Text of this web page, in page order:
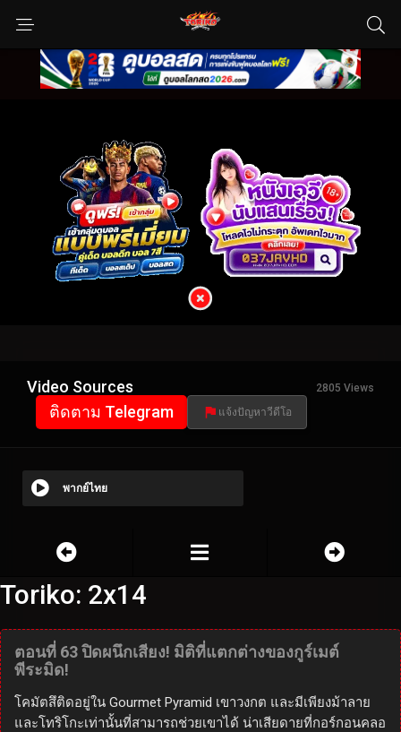
Video Sources 2805 Views
ติดตาม Telegram แจ้งปัญหาวีดีโอ
พากย์ไทย
Toriko: 2x14
ตอนที่ 63 ปิดผนึกเสียง! มิติที่แตกต่างของกูร์เมต์
พีระมิด!
โคมัตสึติดอยู่ใน Gourmet Pyramid เขาวงกต และมีเพียงม้าลาย
และโทริโกะเท่านั้นที่สามารถช่วยเขาได้ น่าเสียดายที่กอร์กอนคลอ